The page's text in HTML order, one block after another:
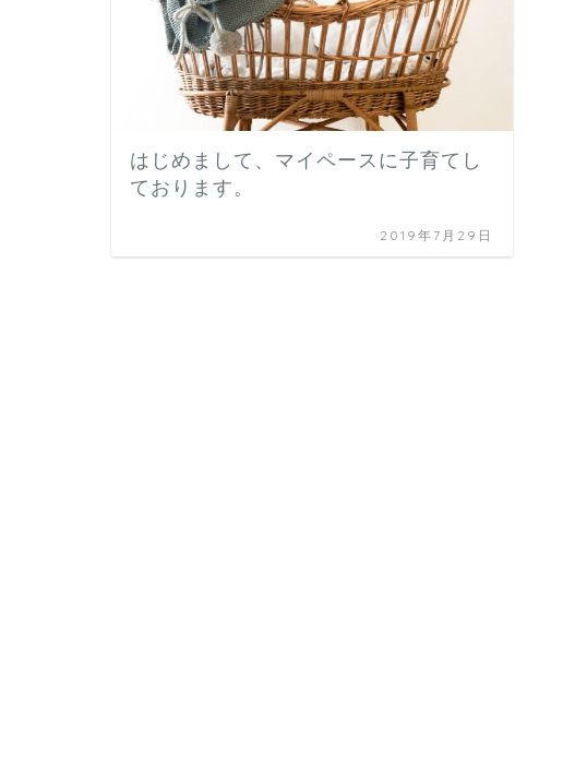
はじめまして、マイペースに子育てし
ております。
2019年7月29日